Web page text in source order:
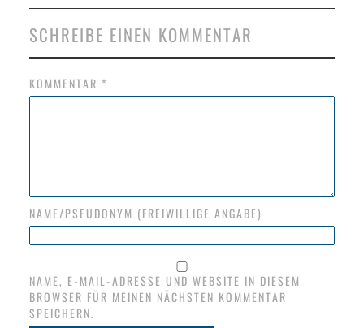
SCHREIBE EINEN KOMMENTAR
KOMMENTAR *
NAME/PSEUDONYM (FREIWILLIGE ANGABE)
NAME, E-MAIL-ADRESSE UND WEBSITE IN DIESEM
BROWSER FÜR MEINEN NÄCHSTEN KOMMENTAR
SPEICHERN.